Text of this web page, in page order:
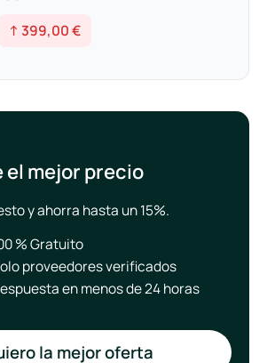
↑ 399,00 €
el mejor precio
y ahorra hasta un 15%.
% Gratuito
proveedores verificados
en menos de 24 horas
la mejor oferta